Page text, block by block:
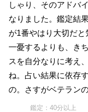
しゃり、そのアドバ
なりました。鑑定結
が1番やはり大切だ
一憂するよりも、き
スを自分なりに考え
ね。占い結果に依存
の。さすがベテラン
鑑定：40分以上